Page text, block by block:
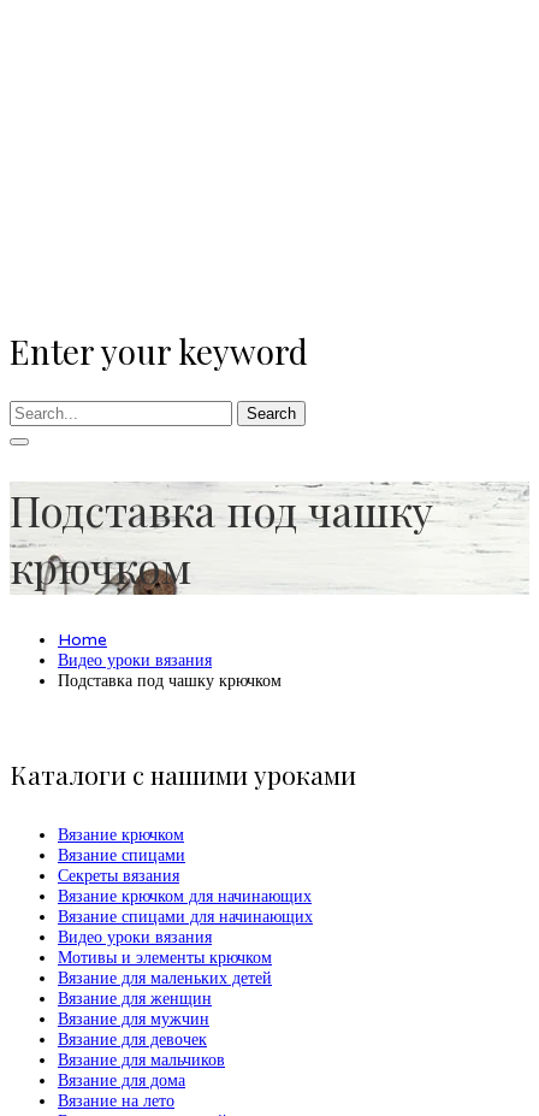
Enter your keyword
Search
Подставка под чашку
крючком
Home
Видео уроки вязания
Подставка под чашку крючком
Каталоги с нашими уроками
Вязание крючком
Вязание спицами
Секреты вязания
Вязание крючком для начинающих
Вязание спицами для начинающих
Видео уроки вязания
Мотивы и элементы крючком
Вязание для маленьких детей
Вязание для женщин
Вязание для мужчин
Вязание для девочек
Вязание для мальчиков
Вязание для дома
Вязание на лето